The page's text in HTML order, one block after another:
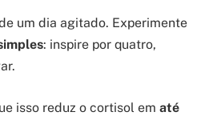
um dia agitado. Experimente
: inspire por quatro,
isso reduz o cortisol em até